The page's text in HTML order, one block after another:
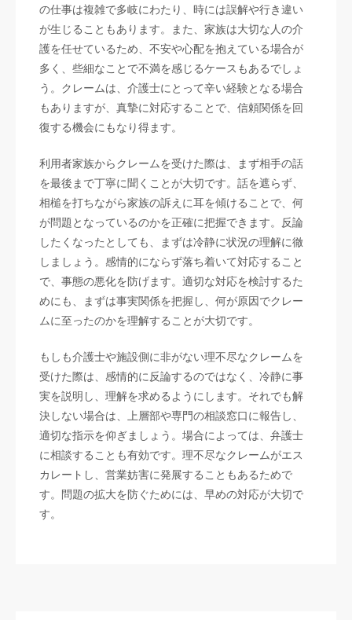
の仕事は複雑で多岐にわたり、時には誤解や行き違い
が生じることもあります。また、家族は大切な人の介
護を任せているため、不安や心配を抱えている場合が
多く、些細なことで不満を感じるケースもあるでしょ
う。クレームは、介護士にとって辛い経験となる場合
もありますが、真摯に対応することで、信頼関係を回
復する機会にもなり得ます。
利用者家族からクレームを受けた際は、まず相手の話
を最後まで丁寧に聞くことが大切です。話を遮らず、
相槌を打ちながら家族の訴えに耳を傾けることで、何
が問題となっているのかを正確に把握できます。反論
したくなったとしても、まずは冷静に状況の理解に徹
しましょう。感情的にならず落ち着いて対応すること
で、事態の悪化を防げます。適切な対応を検討するた
めにも、まずは事実関係を把握し、何が原因でクレー
ムに至ったのかを理解することが大切です。
もしも介護士や施設側に非がない理不尽なクレームを
受けた際は、感情的に反論するのではなく、冷静に事
実を説明し、理解を求めるようにします。それでも解
決しない場合は、上層部や専門の相談窓口に報告し、
適切な指示を仰ぎましょう。場合によっては、弁護士
に相談することも有効です。理不尽なクレームがエス
カレートし、営業妨害に発展することもあるためで
す。問題の拡大を防ぐためには、早めの対応が大切で
す。